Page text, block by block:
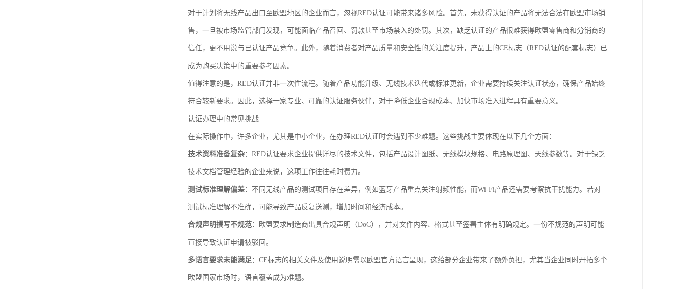
对于计划将无线产品出口至欧盟地区的企业而言，忽视RED认证可能带来诸多风险。首先，未获得认证的产品将无法合法在欧盟市场销
售，一旦被市场监管部门发现，可能面临产品召回、罚款甚至市场禁入的处罚。其次，缺乏认证的产品很难获得欧盟零售商和分销商的
信任，更不用说与已认证产品竞争。此外，随着消费者对产品质量和安全性的关注度提升，产品上的CE标志（RED认证的配套标志）已
成为购买决策中的重要参考因素。
值得注意的是，RED认证并非一次性流程。随着产品功能升级、无线技术迭代或标准更新，企业需要持续关注认证状态，确保产品始终
符合较新要求。因此，选择一家专业、可靠的认证服务伙伴，对于降低企业合规成本、加快市场准入进程具有重要意义。
认证办理中的常见挑战
在实际操作中，许多企业，尤其是中小企业，在办理RED认证时会遇到不少难题。这些挑战主要体现在以下几个方面：
技术资料准备复杂：RED认证要求企业提供详尽的技术文件，包括产品设计图纸、无线模块规格、电路原理图、天线参数等。对于缺乏
技术文档管理经验的企业来说，这项工作往往耗时费力。
测试标准理解偏差：不同无线产品的测试项目存在差异，例如蓝牙产品重点关注射频性能，而Wi-Fi产品还需要考察抗干扰能力。若对
测试标准理解不准确，可能导致产品反复送测，增加时间和经济成本。
合规声明撰写不规范：欧盟要求制造商出具合规声明（DoC），并对文件内容、格式甚至签署主体有明确规定。一份不规范的声明可能
直接导致认证申请被驳回。
多语言要求未能满足 ：CE标志的相关文件及使用说明需以欧盟官方语言呈现，这给部分企业带来了额外负担，尤其当企业同时开拓多个
欧盟国家市场时，语言覆盖成为难题。